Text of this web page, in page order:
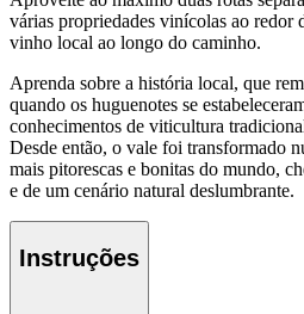
várias propriedades vinícolas ao redor
vinho local ao longo do caminho.
Aprenda sobre a história local, que
quando os huguenotes se
conhecimentos de viticultura
Desde então, o vale foi transformado
mais pitorescas e bonitas do mundo,
e de um cenário natural deslumbrante.
Instruções